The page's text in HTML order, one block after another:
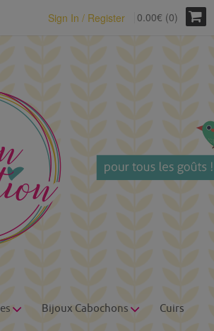
Sign In / Register 0.00€ (0)
Bijoux Cabochons Cuirs